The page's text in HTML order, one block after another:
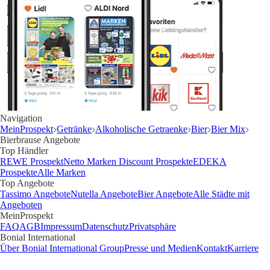
Navigation
MeinProspekt Getränke Alkoholische Getraenke Bier Bier Mix
Bierbrause Angebote
Top Händler
REWE ProspektNetto Marken Discount ProspekteEDEKA
ProspekteAlle Marken
Top Angebote
Tassimo AngeboteNutella AngeboteBier AngeboteAlle Städte mit
Angeboten
MeinProspekt
FAQAGBImpressumDatenschutzPrivatsphäre
Bonial International
Über Bonial International GroupPresse und MedienKontaktKarriere